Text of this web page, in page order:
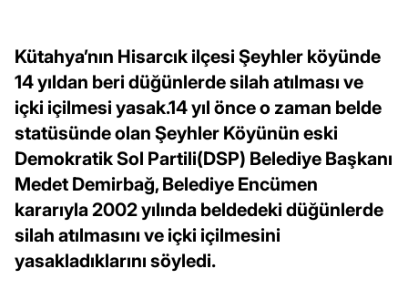
Kütahya’nın Hisarcık ilçesi Şeyhler köyünde
14 yıldan beri düğünlerde silah atılması ve
içki içilmesi yasak.14 yıl önce o zaman belde
statüsünde olan Şeyhler Köyünün eski
Demokratik Sol Partili(DSP) Belediye Başkanı
Medet Demirbağ, Belediye Encümen
kararıyla 2002 yılında beldedeki düğünlerde
silah atılmasını ve içki içilmesini
yasakladıklarını söyledi.